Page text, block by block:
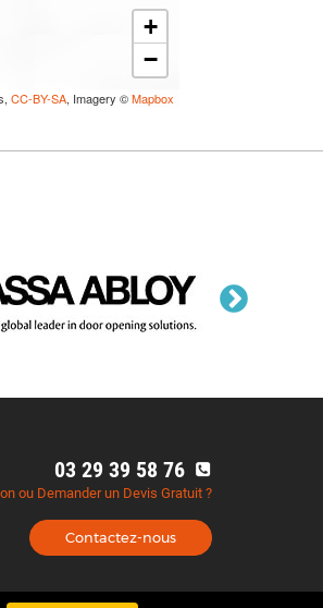
+
−
CC-BY-SA, Imagery ©Mapbox
03 29 39 58 76
ou Demander un Devis Gratuit ?
Contactez-nous